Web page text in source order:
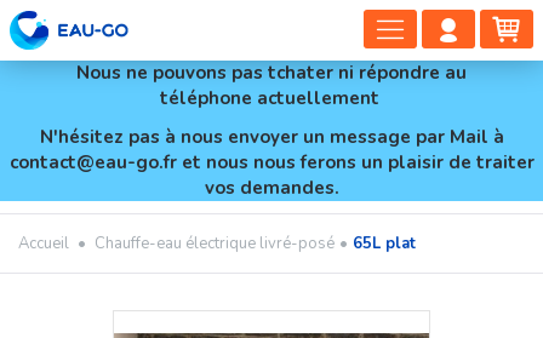
Nous ne pouvons pas tchater ni répondre au
téléphone actuellement
N'hésitez pas à nous envoyer un message par Mail à
contact@eau-go.fr et nous nous ferons un plaisir de traiter
vos demandes.
DÉPLIER
LA
Accueil • Chauffe-eau électrique livré-posé • 65L plat